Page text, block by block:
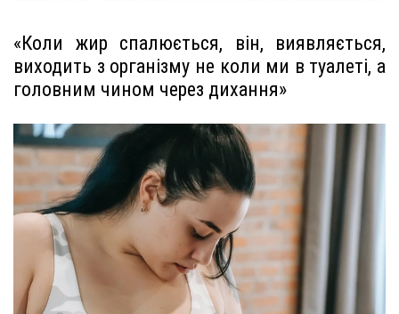
«Коли жир спалюється, він, виявляється,
виходить з організму не коли ми в туалеті, а
головним чином через дихання»